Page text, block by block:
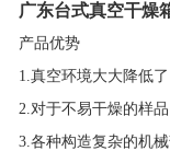
广东台式真空干燥
产品优势
1.真空环境大大降低
2.对于不易干燥的样
3.各种构造复杂的机